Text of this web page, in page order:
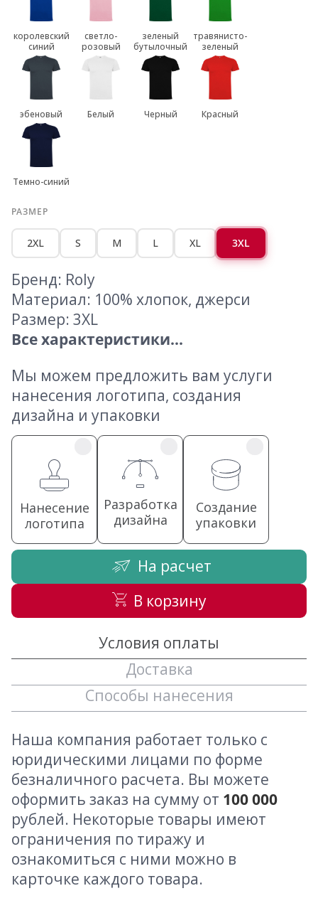
королевский
синий
светло-
розовый
зеленый
бутылочный
травянисто-
зеленый
эбеновый Белый Черный Красный
Темно-синий
РАЗМЕР
2XL S M L XL 3XL
Бренд: Roly
Материал: 100% хлопок, джерси
Размер: 3XL
Все характеристики...
Мы можем предложить вам услуги
нанесения логотипа, создания
дизайна и упаковки
Нанесение
логотипа
Разработка
дизайна
Создание
упаковки
На расчет
В корзину
Условия оплаты
Доставка
Способы нанесения
Наша компания работает только с
юридическими лицами по форме
безналичного расчета. Вы можете
оформить заказ на сумму от 100 000
рублей. Некоторые товары имеют
ограничения по тиражу и
ознакомиться с ними можно в
карточке каждого товара.